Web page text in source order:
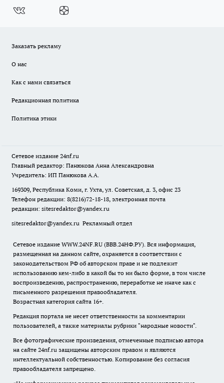
Заказать рекламу
О нас
Как с нами связаться
Редакционная политика
Политика этики
Сетевое издание 24nf.ru
Главный редактор: Панюкова Анна Александровна
Учредитель: ИП Панюкова А.А.
169309, Республика Коми, г. Ухта, ул. Советская, д. 3, офис 23
Телефон редакции: 8(8216)72-18-18, электронная почта
редакции: sitesredaktor@yandex.ru
sitesredaktor@yandex.ru Рекламный отдел
Сетевое издание WWW.24NF.RU (ВВВ.24НФ.РУ). Вся информация,
размещенная на данном сайте, охраняется в соответствии с
законодательством РФ об авторском праве и не подлежит
использованию кем-либо в какой бы то ни было форме, в том числе
воспроизведению, распространению, переработке не иначе как с
письменного разрешения правообладателя.
Возрастная категория сайта 16+.
Редакция портала не несет ответственности за комментарии
пользователей, а также материалы рубрики "народные новости".
Все фотографические произведения, отмеченные подписью автора
на сайте 24nf.ru защищены авторским правом и являются
интеллектуальной собственностью. Копирование без согласия
правообладателя запрещено.